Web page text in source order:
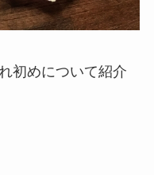
初めについて紹介